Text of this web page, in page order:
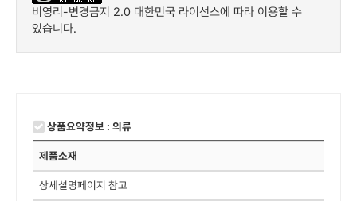
비영리-변경금지 2.0 대한민국 라이선스에 따라 이용할 수
있습니다.
상품요약정보 : 의류
제품소재
상세설명페이지 참고